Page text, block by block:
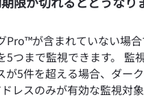
Pro™が含まれていない場
つまで監視できます。 監
5件を超える場合、ダー
レスのみが有効な監視対象